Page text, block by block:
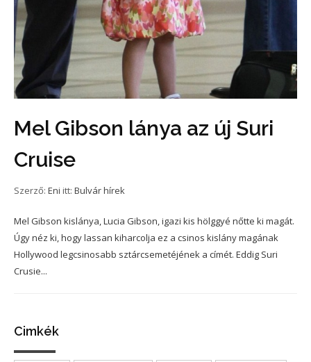
Mel Gibson lánya az új Suri
Cruise
Szerző: Eni itt: Bulvár hírek
Mel Gibson kislánya, Lucia Gibson, igazi kis hölggyé nőtte ki magát.
Úgy néz ki, hogy lassan kiharcolja ez a csinos kislány magának
Hollywood legcsinosabb sztárcsemetéjének a címét. Eddig Suri
Crusie...
Cimkék